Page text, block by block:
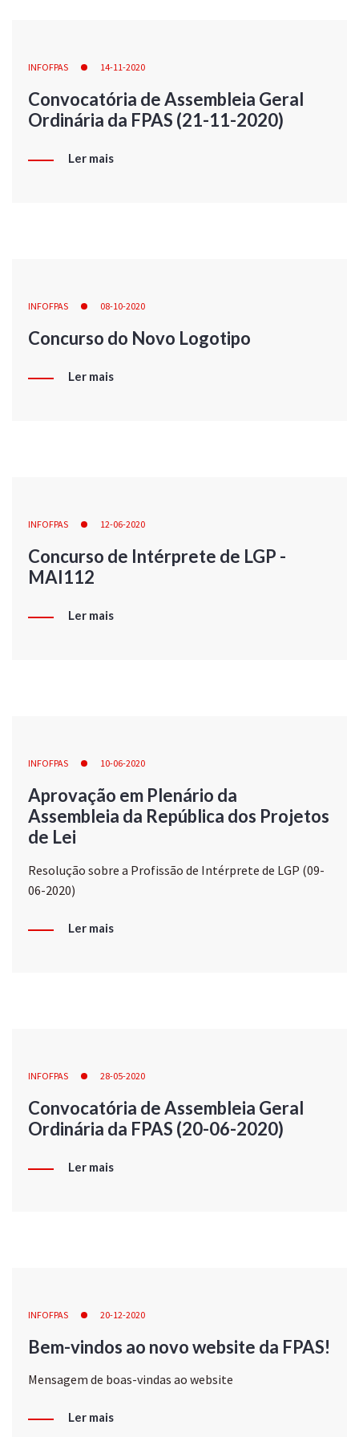
INFOFPAS 14-11-2020
Convocatória de Assembleia Geral
Ordinária da FPAS (21-11-2020)
Ler mais
INFOFPAS 08-10-2020
Concurso do Novo Logotipo
Ler mais
INFOFPAS 12-06-2020
Concurso de Intérprete de LGP -
MAI112
Ler mais
INFOFPAS 10-06-2020
Aprovação em Plenário da
Assembleia da República dos Projetos
de Lei
Resolução sobre a Profissão de Intérprete de LGP (09-
06-2020)
Ler mais
INFOFPAS 28-05-2020
Convocatória de Assembleia Geral
Ordinária da FPAS (20-06-2020)
Ler mais
INFOFPAS 20-12-2020
Bem-vindos ao novo website da FPAS!
Mensagem de boas-vindas ao website
Ler mais